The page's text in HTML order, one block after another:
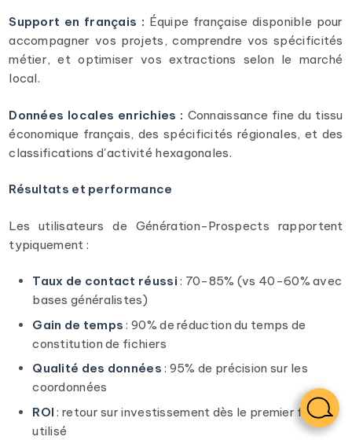
Support en français : Équipe française disponible pour
accompagner vos projets, comprendre vos spécificités
métier, et optimiser vos extractions selon le marché
local.
Données locales enrichies : Connaissance fine du tissu
économique français, des spécificités régionales, et des
classifications d'activité hexagonales.
Résultats et performance
Les utilisateurs de Génération-Prospects rapportent
typiquement :
Taux de contact réussi : 70-85% (vs 40-60% avec
bases généralistes)
Gain de temps : 90% de réduction du temps de
constitution de fichiers
Qualité des données : 95% de précision sur les
coordonnées
ROI : retour sur investissement dès le premier fichier
utilisé